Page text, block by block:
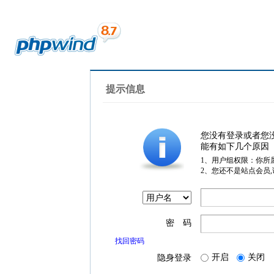
提示信息
您没有登录或者您
能有如下几个原因
1、用户组权限：你所
2、您还不是站点会员
密 码
找回密码
隐身登录 开启 关闭